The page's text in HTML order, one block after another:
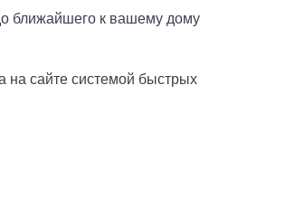
ближайшего к вашему дому
на сайте системой быстрых